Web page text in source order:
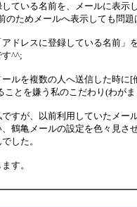
ている名前を、メールに表示
のためメールへ表示しても問
ドレスに登録している名前」
^^;
ルを複数の人へ送信した時に[
ことを嫌う私のこだわり(わが
すが、以前利用していたメー
鶴亀メールの設定を色々見さ
した。
す。